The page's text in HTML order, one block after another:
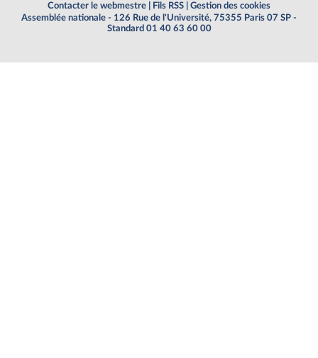
Contacter le webmestre
Fils RSS
Gestion des cookies
Assemblée nationale - 126 Rue de l'Université, 75355 Paris 07 SP -
Standard 01 40 63 60 00